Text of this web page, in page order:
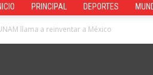
PRINCIPAL DEPORTES
llama a reinventar a México